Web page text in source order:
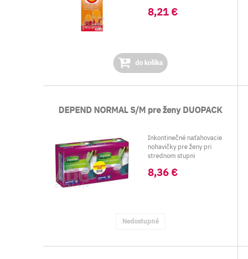
8,21 €
do košíka
DEPEND NORMAL S/M pre ženy DUOPACK
Inkontinečné naťahovacie
nohavičky pre ženy pri
strednom stupni
...
8,36 €
Nedostupné